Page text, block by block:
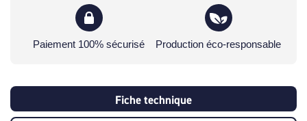
Paiement 100% sécurisé Production éco-responsable
Fiche technique